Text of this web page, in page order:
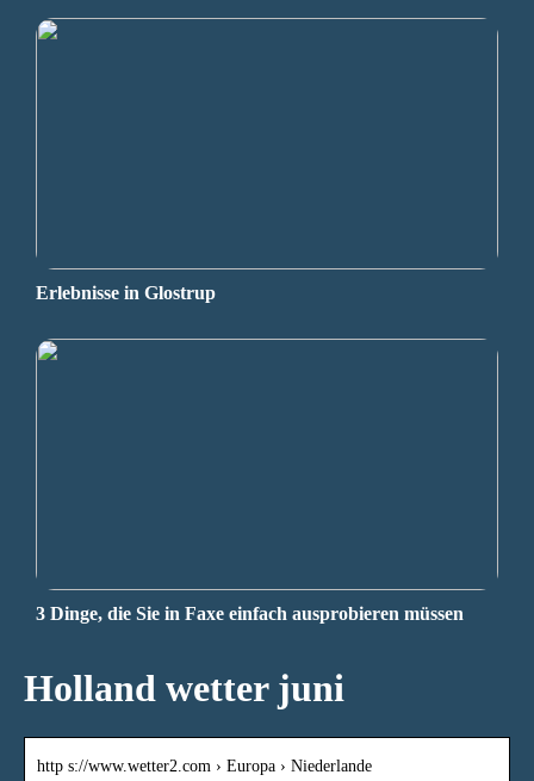
Erlebnisse in Glostrup
3 Dinge, die Sie in Faxe einfach ausprobieren müssen
Holland wetter juni
http s://www.wetter2.com › Europa › Niederlande